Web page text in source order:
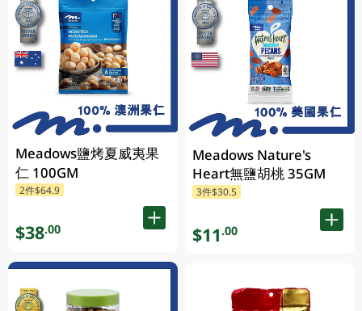
Meadows鹽烤夏威夷果
仁 100GM
2件$64.9
$38.00
Meadows Nature's
Heart無鹽胡桃 35GM
3件$30.5
$11.00